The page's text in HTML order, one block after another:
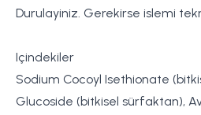
Durulayiniz. Gerekirse islemi
Içindekiler
Sodium Cocoyl Isethionate
Glucoside (bitkisel sürfaktan),